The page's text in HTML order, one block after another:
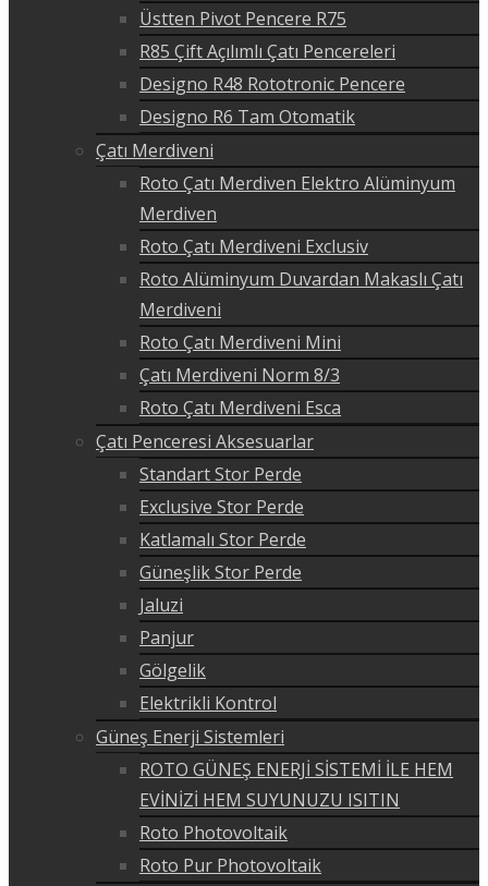
Üstten Pivot Pencere R75
R85 Çift Açılımlı Çatı Pencereleri
Designo R48 Rototronic Pencere
Designo R6 Tam Otomatik
Çatı Merdiveni
Roto Çatı Merdiven Elektro Alüminyum
Merdiven
Roto Çatı Merdiveni Exclusiv
Roto Alüminyum Duvardan Makaslı Çatı
Merdiveni
Roto Çatı Merdiveni Mini
Çatı Merdiveni Norm 8/3
Roto Çatı Merdiveni Esca
Çatı Penceresi Aksesuarlar
Standart Stor Perde
Exclusive Stor Perde
Katlamalı Stor Perde
Güneşlik Stor Perde
Jaluzi
Panjur
Gölgelik
Elektrikli Kontrol
Güneş Enerji Sistemleri
ROTO GÜNEŞ ENERJİ SİSTEMİ İLE HEM
EVİNİZİ HEM SUYUNUZU ISITIN
Roto Photovoltaik
Roto Pur Photovoltaik